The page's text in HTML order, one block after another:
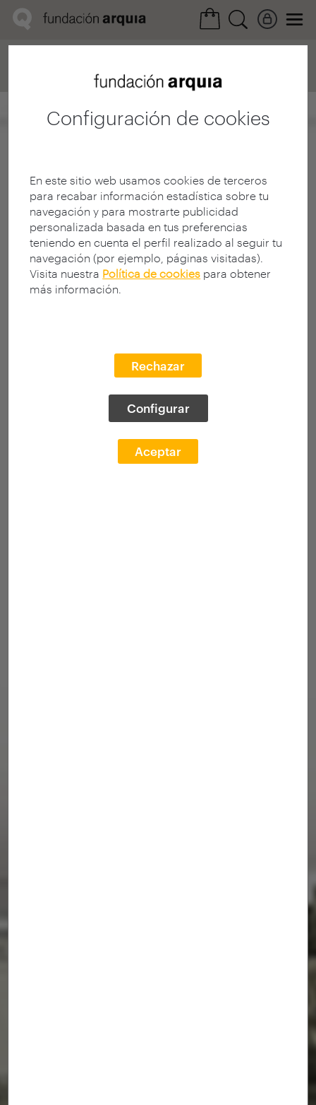
Configuración de cookies
En este sitio web usamos cookies de terceros
para recabar información estadística sobre tu
navegación y para mostrarte publicidad
personalizada basada en tus preferencias
teniendo en cuenta el perfil realizado al seguir tu
navegación (por ejemplo, páginas visitadas).
Visita nuestra Política de cookies para obtener
más información.
Rechazar
Configurar
Aceptar
Ficha realización